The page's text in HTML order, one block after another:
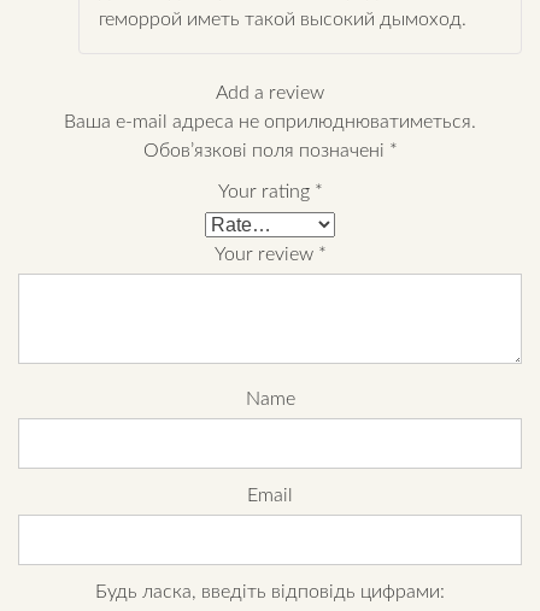
геморрой иметь такой высокий дымоход.
Add a review
Ваша e-mail адреса не оприлюднюватиметься.
Обов’язкові поля позначені *
Your rating *
Your review *
Name
Email
Будь ласка, введіть відповідь цифрами: